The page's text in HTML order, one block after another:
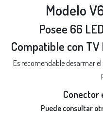
Modelo
Posee 66
Compatible con
Es recomendable desarmar
Conector
Puede consultar